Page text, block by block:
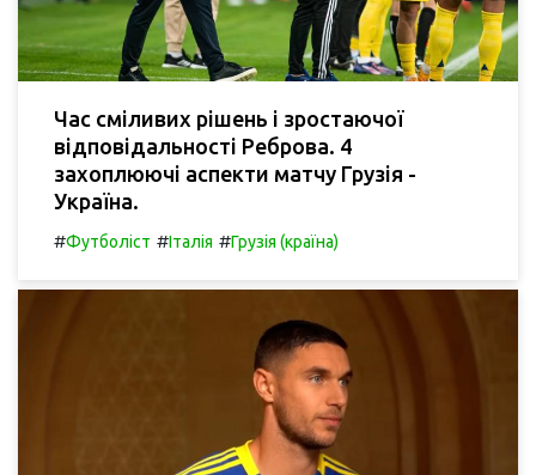
Час сміливих рішень і зростаючої
відповідальності Реброва. 4
захоплюючі аспекти матчу Грузія -
Україна.
#Футболіст #Італія #Грузія (країна)